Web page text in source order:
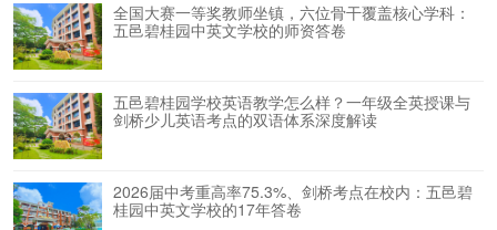
全国大赛一等奖教师坐镇，六位骨干覆盖核心学科：
五邑碧桂园中英文学校的师资答卷
五邑碧桂园学校英语教学怎么样？一年级全英授课与
剑桥少儿英语考点的双语体系深度解读
2026届中考重高率75.3%、剑桥考点在校内：五邑碧
桂园中英文学校的17年答卷